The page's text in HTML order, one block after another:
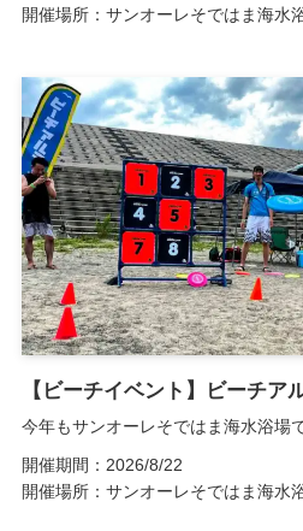
開催場所：サンオーレそではま海水
【ビーチイベント】ビーチア
今年もサンオーレそではま海水浴場
開催期間：2026/8/22
開催場所：サンオーレそではま海水